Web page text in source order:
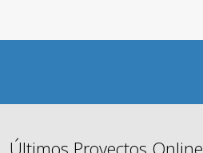
Últimos Proyectos Online